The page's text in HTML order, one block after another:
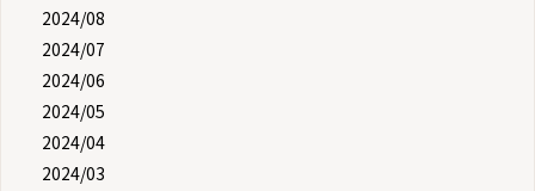
2024/08
2024/07
2024/06
2024/05
2024/04
2024/03